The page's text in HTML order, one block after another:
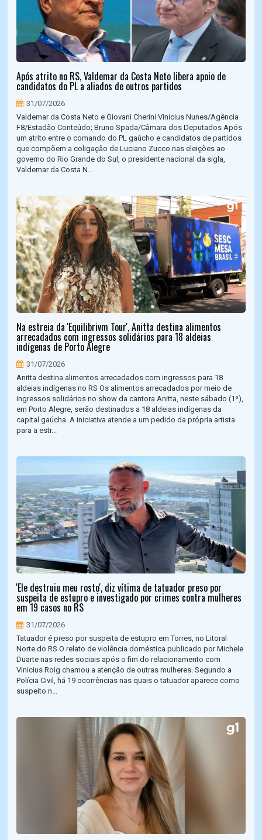
Após atrito no RS, Valdemar da Costa Neto libera apoio de
candidatos do PL a aliados de outros partidos
31/07/2026
Valdemar da Costa Neto e Giovani Cherini Vinicius Nunes/Agência
F8/Estadão Conteúdo; Bruno Spada/Câmara dos Deputados Após
um atrito entre o comando do PL gaúcho e candidatos de partidos
que compõem a coligação de Luciano Zucco nas eleições ao
governo do Rio Grande do Sul, o presidente nacional da sigla,
Valdemar da Costa N...
Na estreia da 'Equilibrivm Tour', Anitta destina alimentos
arrecadados com ingressos solidários para 18 aldeias
indígenas de Porto Alegre
31/07/2026
Anitta destina alimentos arrecadados com ingressos para 18
aldeias indígenas no RS Os alimentos arrecadados por meio de
ingressos solidários no show da cantora Anitta, neste sábado (1º),
em Porto Alegre, serão destinados a 18 aldeias indígenas da
capital gaúcha. A iniciativa atende a um pedido da própria artista
para a estr...
'Ele destruiu meu rosto', diz vítima de tatuador preso por
suspeita de estupro e investigado por crimes contra mulheres
em 19 casos no RS
31/07/2026
Tatuador é preso por suspeita de estupro em Torres, no Litoral
Norte do RS O relato de violência doméstica publicado por Michele
Duarte nas redes sociais após o fim do relacionamento com
Vinicius Roig chamou a atenção de outras mulheres. Segundo a
Polícia Civil, há 19 ocorrências nas quais o tatuador aparece como
suspeito n...